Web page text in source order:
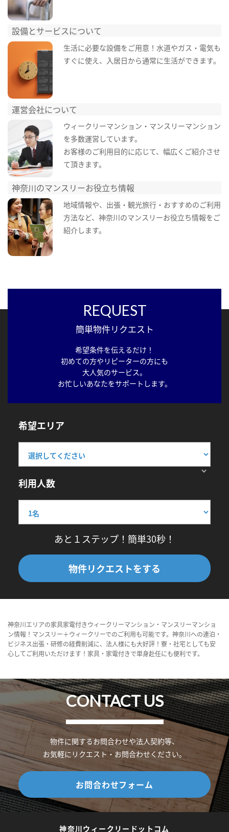
設備とサービスについて
生活に必要な設備をご用意！水道やガス・電気も
すぐに使え、入居日から通常に生活ができます。
運営会社について
ウィークリーマンション・マンスリーマンション
を多数運営しています。
お客様のご利用目的に応じて、幅広くご紹介させ
て頂きます。
神奈川のマンスリーお役立ち情報
地域情報や、出張・観光旅行・おすすめのご利用
方法など、神奈川のマンスリーお役立ち情報をご
紹介します。
REQUEST
簡単物件リクエスト
希望条件を伝えるだけ！
初めての方やリピーターの方にも
大人気のサービス。
お忙しいあなたをサポートします。
希望エリア
利用人数
あと１ステップ！簡単30秒！
物件リクエストをする
神奈川エリアの家具家電付きウィークリーマンション・マンスリーマンショ
ン情報！マンスリー＋ウィークリーでのご利用も可能です。神奈川への連泊・
ビジネス出張・研修の経費削減に、法人様にも大好評！寮・社宅としても安
心してご利用いただけます！家具・家電付きで単身赴任にも便利です。
CONTACT US
物件に関するお問合わせや法人契約等、
お気軽にリクエスト・お問合わせください。
お問合わせフォーム
神奈川ウィークリードットコム